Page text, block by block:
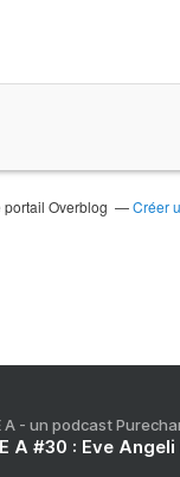
Overblog Créer
A - un podcast
A #30 : Eve